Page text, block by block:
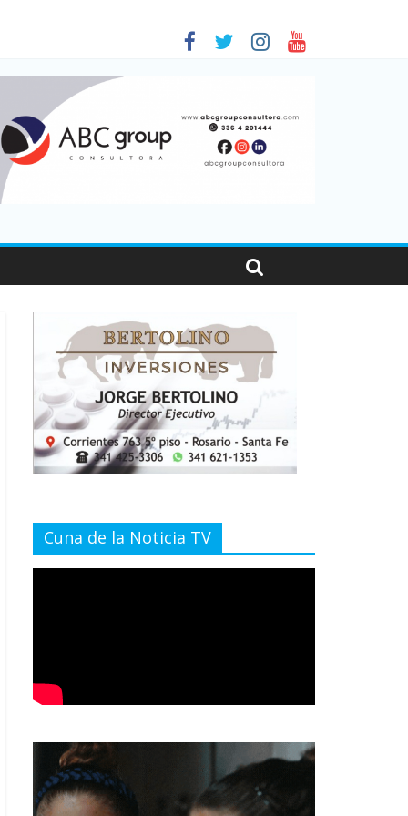
viajaron por el país, un 5,9% más que en 2025
Cuna de la Noticia TV